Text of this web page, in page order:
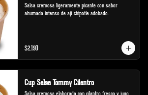
Salsa cremosa ligeramente picante con sabor
ahumado intenso de ají chipotle adobado.
$2.190
Cup Salsa Tommy Cilantro